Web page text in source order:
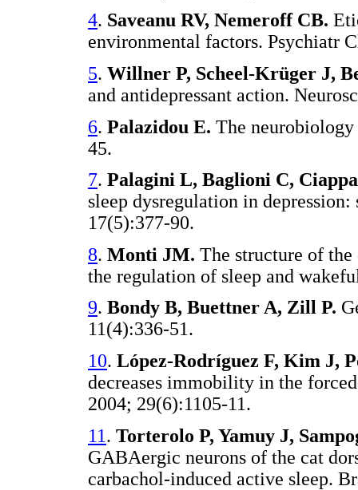
4. Saveanu RV, Nemeroff CB.
environmental factors. Psychiatr
5. Willner P, Scheel-Krüger J,
and antidepressant action.
6. Palazidou E. The
45.
7. Palagini L, Baglioni C,
sleep dysregulation in
17(5):377-90.
8. Monti JM. The structure of the
the regulation of sleep and
9. Bondy B, Buettner A, Zill P.
11(4):336-51.
10. López-Rodríguez F, Kim J,
decreases immobility in the
2004; 29(6):1105-11.
11. Torterolo P, Yamuy J,
GABAergic neurons of the cat
carbachol-induced active sleep.